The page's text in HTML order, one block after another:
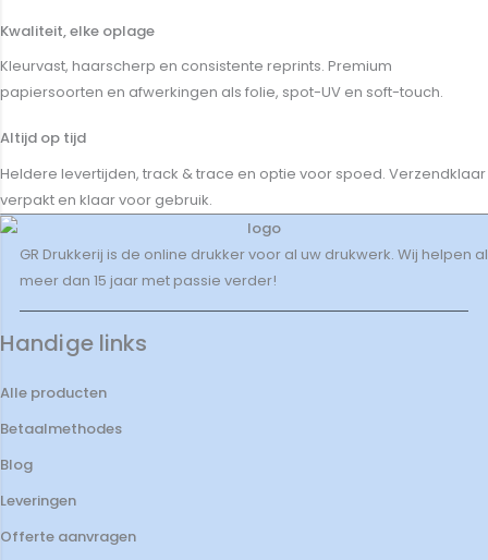
Kwaliteit, elke oplage
Kleurvast, haarscherp en consistente reprints. Premium
papiersoorten en afwerkingen als folie, spot-UV en soft-touch.
Altijd op tijd
Heldere levertijden, track & trace en optie voor spoed. Verzendklaar
verpakt en klaar voor gebruik.
GR Drukkerij is de online drukker voor al uw drukwerk. Wij helpen al
meer dan 15 jaar met passie verder!
Handige links
Alle producten
Betaalmethodes
Blog
Leveringen
Offerte aanvragen